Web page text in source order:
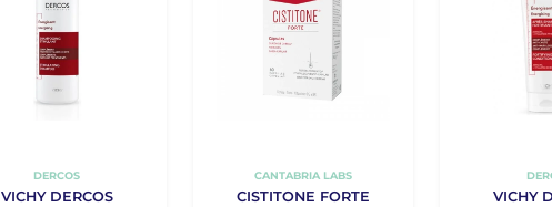
DERCOS
VICHY DERCOS
CANTABRIA LABS
CISTITONE FORTE
VICHY